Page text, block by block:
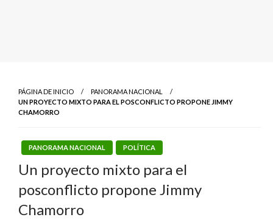
PÁGINA DE INICIO
PANORAMA NACIONAL
UN PROYECTO MIXTO PARA EL POSCONFLICTO PROPONE JIMMY
CHAMORRO
PANORAMA NACIONAL POLÍTICA
Un proyecto mixto para el
posconflicto propone Jimmy
Chamorro